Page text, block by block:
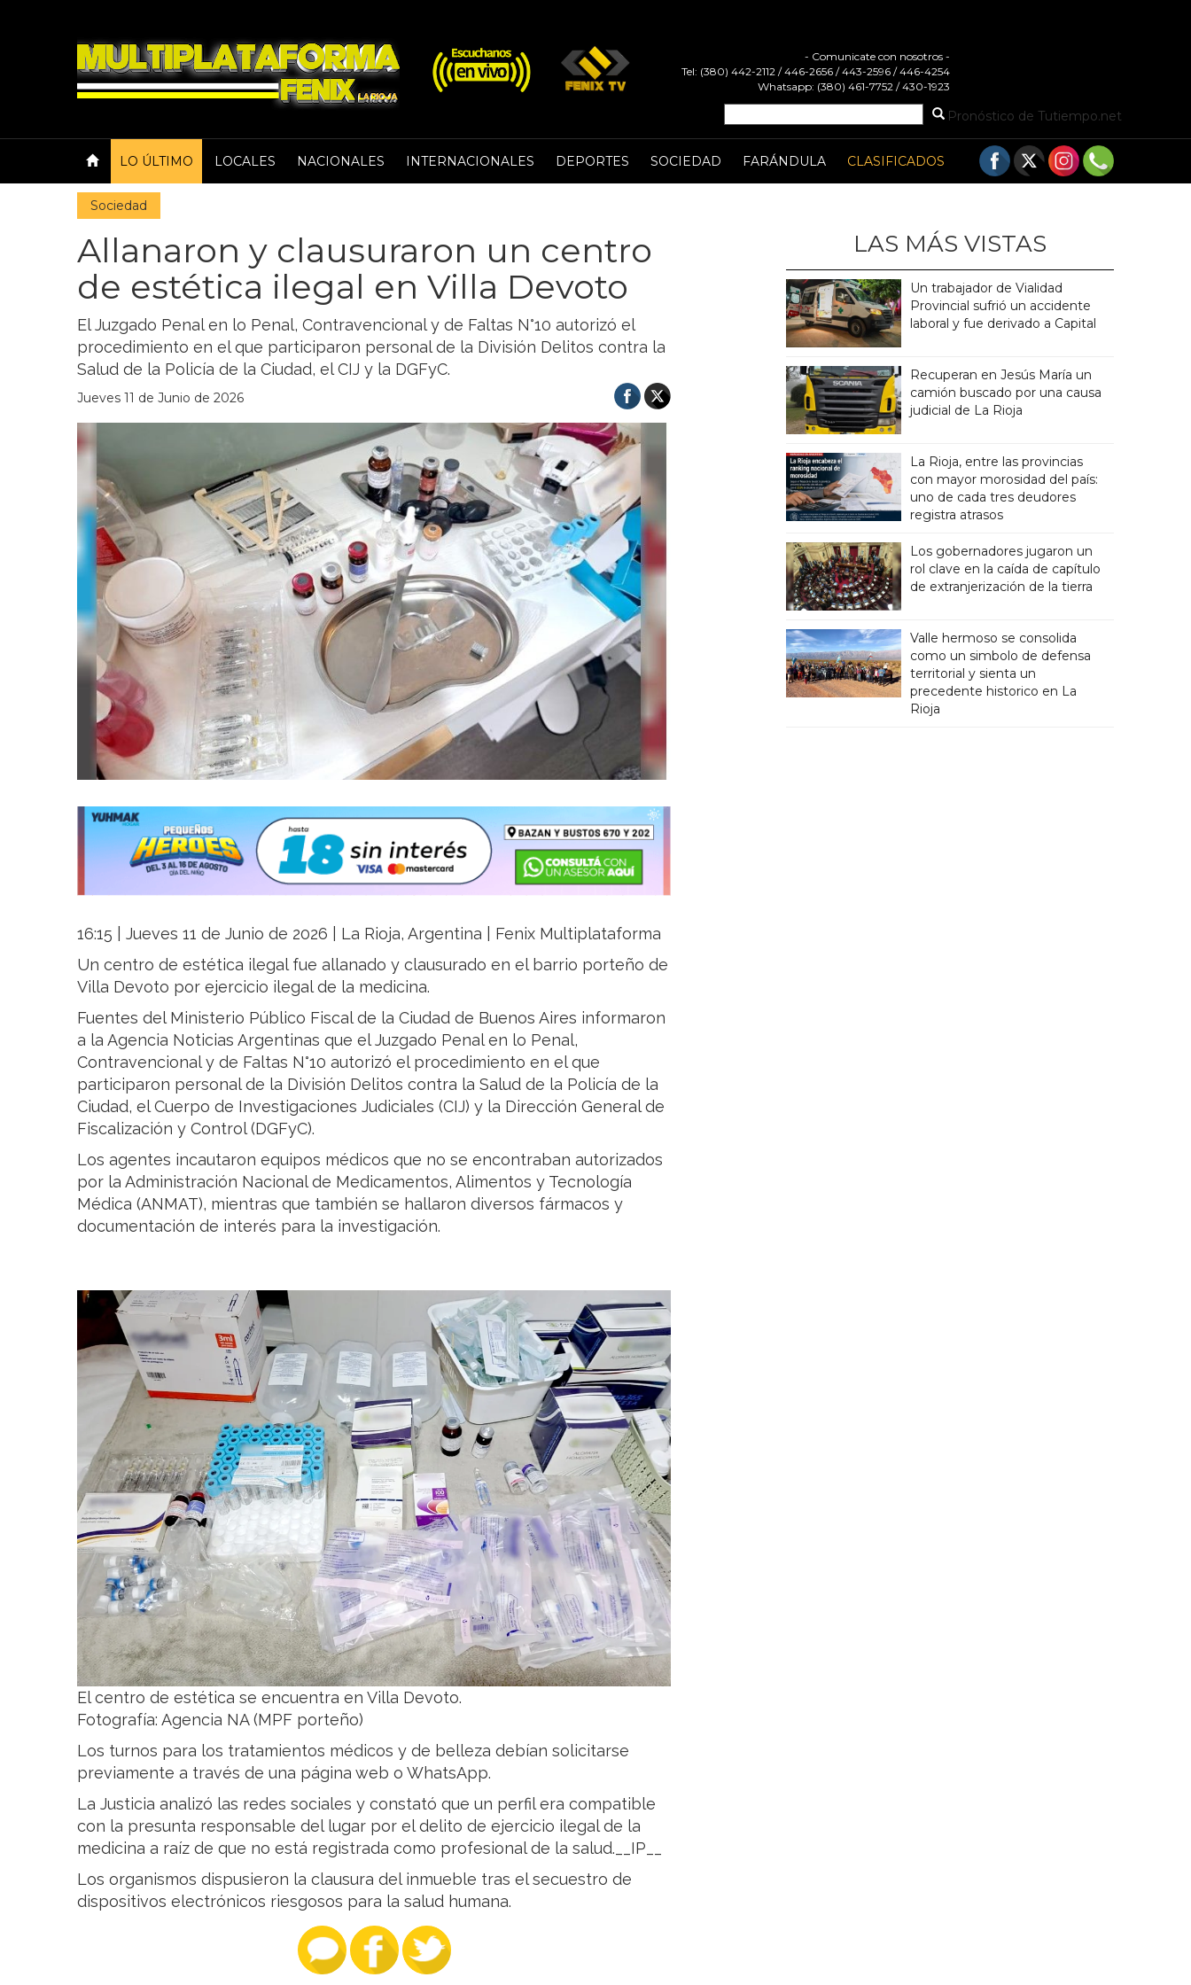
- Comunicate con nosotros -
Tel: (380) 442-2112 / 446-2656 / 443-2596 / 446-4254
Whatsapp: (380) 461-7752 / 430-1923
Pronóstico de Tutiempo.net
LO ÚLTIMO LOCALES NACIONALES INTERNACIONALES DEPORTES SOCIEDAD FARÁNDULA CLASIFICADOS
Sociedad
Allanaron y clausuraron un centro
de estética ilegal en Villa Devoto
El Juzgado Penal en lo Penal, Contravencional y de Faltas N°10 autorizó el
procedimiento en el que participaron personal de la División Delitos contra la
Salud de la Policía de la Ciudad, el CIJ y la DGFyC.
Jueves 11 de Junio de 2026
16:15 | Jueves 11 de Junio de 2026 | La Rioja, Argentina | Fenix Multiplataforma
Un centro de estética ilegal fue allanado y clausurado en el barrio porteño de
Villa Devoto por ejercicio ilegal de la medicina.
Fuentes del Ministerio Público Fiscal de la Ciudad de Buenos Aires informaron
a la Agencia Noticias Argentinas que el Juzgado Penal en lo Penal,
Contravencional y de Faltas N°10 autorizó el procedimiento en el que
participaron personal de la División Delitos contra la Salud de la Policía de la
Ciudad, el Cuerpo de Investigaciones Judiciales (CIJ) y la Dirección General de
Fiscalización y Control (DGFyC).
Los agentes incautaron equipos médicos que no se encontraban autorizados
por la Administración Nacional de Medicamentos, Alimentos y Tecnología
Médica (ANMAT), mientras que también se hallaron diversos fármacos y
documentación de interés para la investigación.
El centro de estética se encuentra en Villa Devoto.
Fotografía: Agencia NA (MPF porteño)
Los turnos para los tratamientos médicos y de belleza debían solicitarse
previamente a través de una página web o WhatsApp.
La Justicia analizó las redes sociales y constató que un perfil era compatible
con la presunta responsable del lugar por el delito de ejercicio ilegal de la
medicina a raíz de que no está registrada como profesional de la salud.__IP__
Los organismos dispusieron la clausura del inmueble tras el secuestro de
dispositivos electrónicos riesgosos para la salud humana.
LAS MÁS VISTAS
Un trabajador de Vialidad
Provincial sufrió un accidente
laboral y fue derivado a Capital
Recuperan en Jesús María un
camión buscado por una causa
judicial de La Rioja
La Rioja, entre las provincias
con mayor morosidad del país:
uno de cada tres deudores
registra atrasos
Los gobernadores jugaron un
rol clave en la caída de capítulo
de extranjerización de la tierra
Valle hermoso se consolida
como un simbolo de defensa
territorial y sienta un
precedente historico en La
Rioja